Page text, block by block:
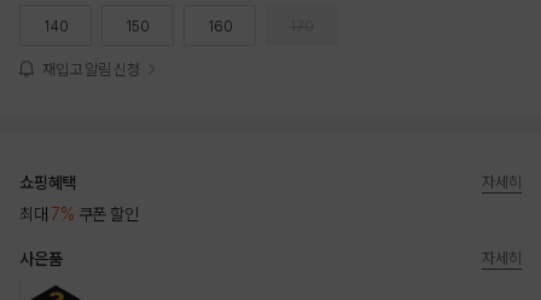
140 150 160
재입고 알림 신청
쇼핑혜택
최대 7% 쿠폰 할인
자세히
사은품 자세히